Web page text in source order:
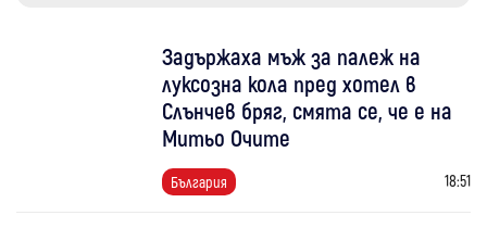
Задържаха мъж за палеж на
луксозна кола пред хотел в
Слънчев бряг, смята се, че е на
Митьо Очите
България 18:51